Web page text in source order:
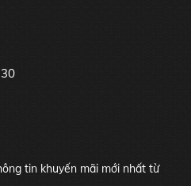
tin khuyến mãi mới nhất từ